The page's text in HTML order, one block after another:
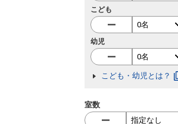
こども
幼児
こども・幼児とは？
室数